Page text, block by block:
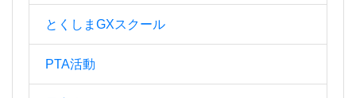
とくしまGXスクール
PTA活動